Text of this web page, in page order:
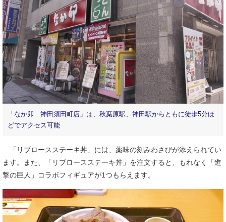
「なか卯 神田須田町店」は、秋葉原駅、神田駅からともに徒歩5分ほ
どでアクセス可能
「リブロースステーキ丼」には、薬味の刻みわさびが添えられてい
ます。また、「リブロースステーキ丼」を注文すると、もれなく「進
撃の巨人」コラボフィギュアが1つもらえます。